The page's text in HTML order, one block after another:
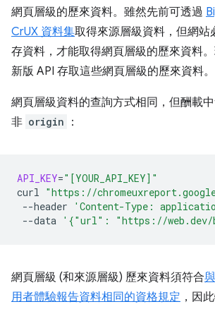
網頁層級的歷來資料。雖然先前可透過
CrUX 資料集取得來源層級資料，但網站
存資料，才能取得網頁層級的歷來資料
新版 API 存取這些網頁層級的歷來資料。
網頁層級資料的查詢方式相同，但酬載
非 origin ：
API_KEY="[YOUR_API_KEY]"
curl "https://
--header
'Content-Type:
--data '{"url": "https://
網頁層級 (和來源層級) 歷來資料須符合
用者體驗報告資料相同的資格規定 ，因